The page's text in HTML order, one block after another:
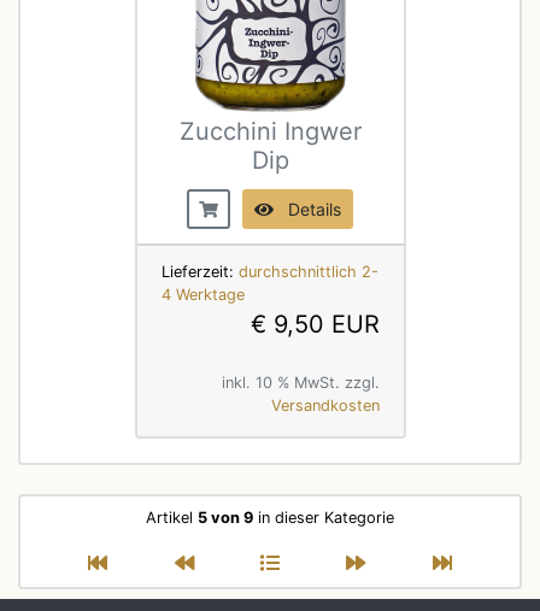
Zucchini Ingwer
Dip
Details
Lieferzeit: durchschnittlich 2-
4 Werktage
€ 9,50 EUR
inkl. 10 % MwSt. zzgl.
Versandkosten
Artikel 5 von 9 in dieser Kategorie